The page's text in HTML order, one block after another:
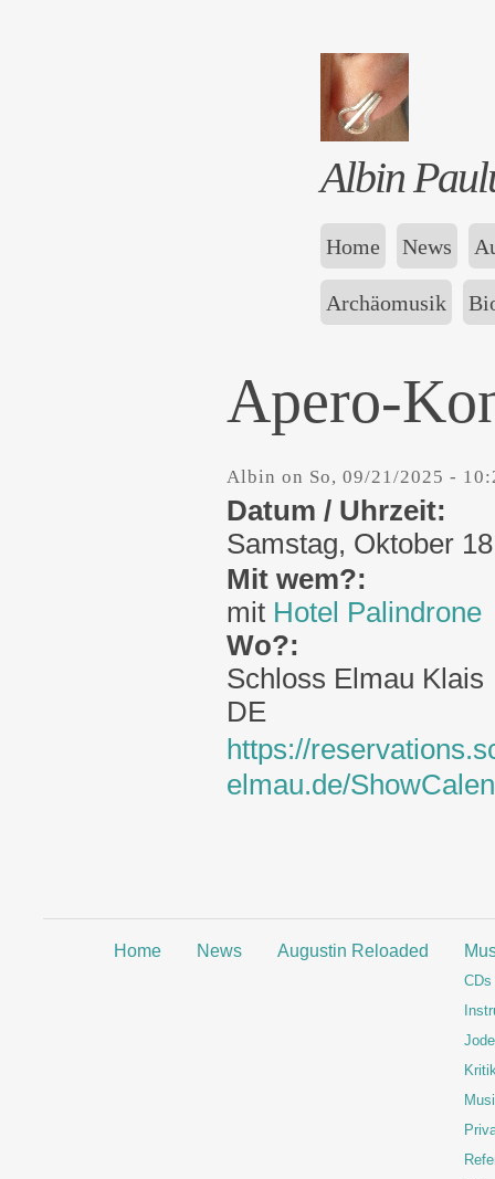
Albin
Home News
Archäomusik
Apero-
Albin on So, 09/21/2025 -
Datum / Uhrzeit:
Samstag, Oktober
Mit wem?:
mit Hotel Palindrone
Wo?:
Schloss Elmau Klais
DE
https://
elmau.de/
Home News Augustin Reloaded
CDs